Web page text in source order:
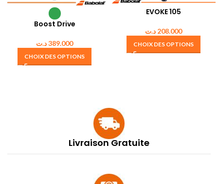
Boost Drive
389.000د.ت
CHOIX DES OPTIONS
EVOKE 105
208.000 د.ت
CHOIX DES OPTIONS
Livraison Gratuite